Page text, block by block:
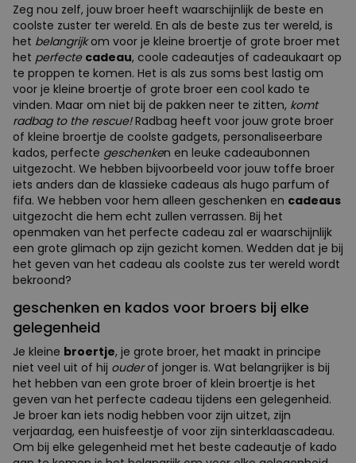
Zeg nou zelf, jouw broer heeft waarschijnlijk de beste en
coolste zuster ter wereld. En als de beste zus ter wereld, is
het belangrijkom voor je kleine broertje of grote broer met
het perfecte cadeau, coole cadeautjes of cadeaukaart op
te proppen te komen. Het is als zus soms best lastig om
voor je kleine broertje of grote broer een cool kado te
vinden. Maar om niet bij de pakken neer te zitten, komt
radbag to the rescue!Radbag heeft voor jouw grote broer
of kleine broertje de coolste gadgets, personaliseerbare
kados, perfecte geschenken en leuke cadeaubonnen
uitgezocht. We hebben bijvoorbeeld voor jouw toffe broer
iets anders dan de klassieke cadeaus als hugo parfum of
fifa. We hebben voor hem alleen geschenken en cadeaus
uitgezocht die hem echt zullen verrassen. Bij het
openmaken van het perfecte cadeau zal er waarschijnlijk
een grote glimach op zijn gezicht komen. Wedden dat je bij
het geven van het cadeau als coolste zus ter wereld wordt
bekroond?
geschenken en kados voor broers bij elke
gelegenheid
Je kleine broertje, je grote broer, het maakt in principe
niet veel uit of hij ouderof jonger is. Wat belangrijker is bij
het hebben van een grote broer of klein broertje is het
geven van het perfecte cadeau tijdens een gelegenheid.
Je broer kan iets nodig hebben voor zijn uitzet, zijn
verjaardag, een huisfeestje of voor zijn sinterklaascadeau.
Om bij elke gelegenheid met het beste cadeautje of kado